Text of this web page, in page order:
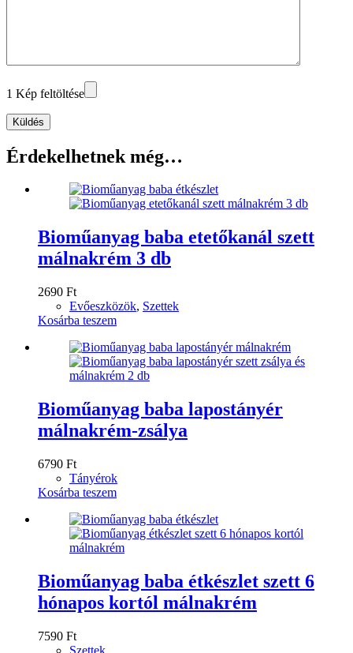
1 Kép feltöltése
Küldés
Érdekelhetnek még…
Bioműanyag baba etetőkanál szett
málnakrém 3 db
2690 Ft
Evőeszközök, Szettek
Kosárba teszem
Bioműanyag baba lapostányér
málnakrém-zsálya
6790 Ft
Tányérok
Kosárba teszem
Bioműanyag baba étkészlet szett 6
hónapos kortól málnakrém
7590 Ft
Szettek